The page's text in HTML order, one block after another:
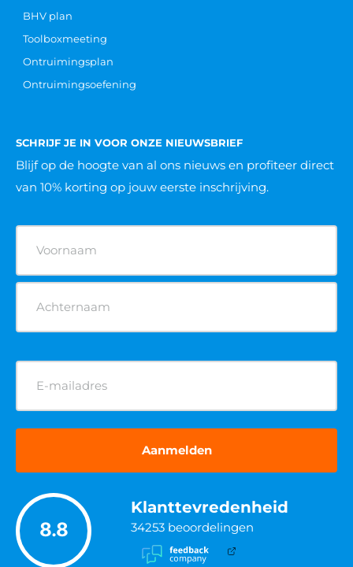
BHV plan
Toolboxmeeting
Ontruimingsplan
Ontruimingsoefening
SCHRIJF JE IN VOOR ONZE NIEUWSBRIEF
Blijf op de hoogte van al ons nieuws en profiteer direct
van 10% korting op jouw eerste inschrijving.
(Vereist)
E-
mailadres
(Vereist)
8.8
Klanttevredenheid
34253 beoordelingen